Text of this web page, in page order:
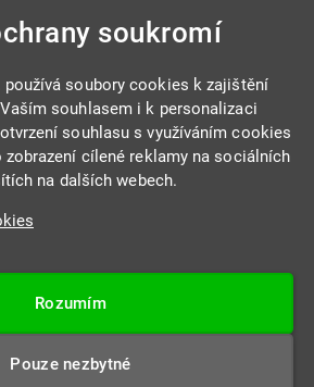
s.r.o.
soukromí
používá soubory cookies k zajištění
souhlasem i k personalizaci
souhlasu s využíváním cookies
zobrazení cílené reklamy na sociálních
na dalších webech.
Rozumím
Pouze nezbytné